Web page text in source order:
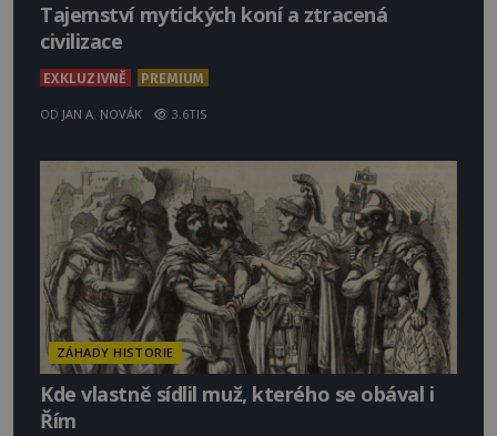
Tajemství mytických koní a ztracená
civilizace
EXKLUZIVNĚ PREMIUM
OD JAN A. NOVÁK 3.6TIS
ZÁHADY HISTORIE
Kde vlastně sídlil muž, kterého se obával i
Řím